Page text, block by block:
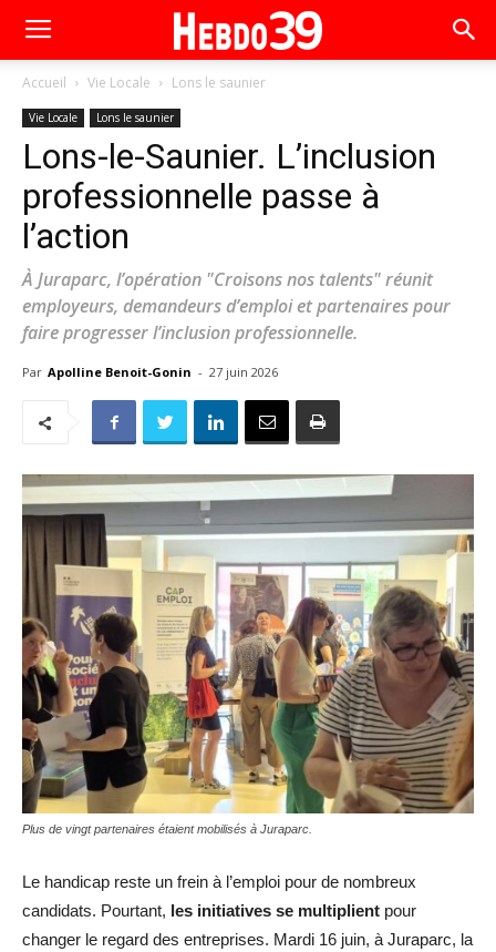
Accueil Vie Locale Lons le saunier
Vie Locale Lons le saunier
Lons-le-Saunier. L’inclusion
professionnelle passe à
l’action
À Juraparc, l’opération "Croisons nos talents" réunit
employeurs, demandeurs d’emploi et partenaires pour
faire progresser l’inclusion professionnelle.
Par Apolline Benoit-Gonin - 27 juin 2026
Plus de vingt partenaires étaient mobilisés à Juraparc.
Le handicap reste un frein à l’emploi pour de nombreux
candidats. Pourtant, les initiatives se multiplient pour
changer le regard des entreprises. Mardi 16 juin, à Juraparc, la